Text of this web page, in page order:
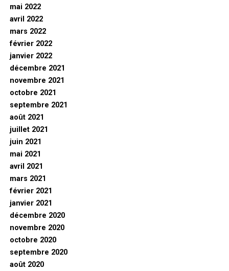
mai 2022
avril 2022
mars 2022
février 2022
janvier 2022
décembre 2021
novembre 2021
octobre 2021
septembre 2021
août 2021
juillet 2021
juin 2021
mai 2021
avril 2021
mars 2021
février 2021
janvier 2021
décembre 2020
novembre 2020
octobre 2020
septembre 2020
août 2020